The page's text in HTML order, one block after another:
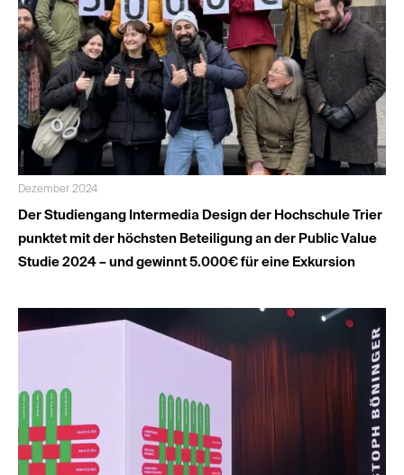
Dezember 2024
Der Studiengang Intermedia Design der Hochschule Trier
punktet mit der höchsten Beteiligung an der Public Value
Studie 2024 – und gewinnt 5.000€ für eine Exkursion